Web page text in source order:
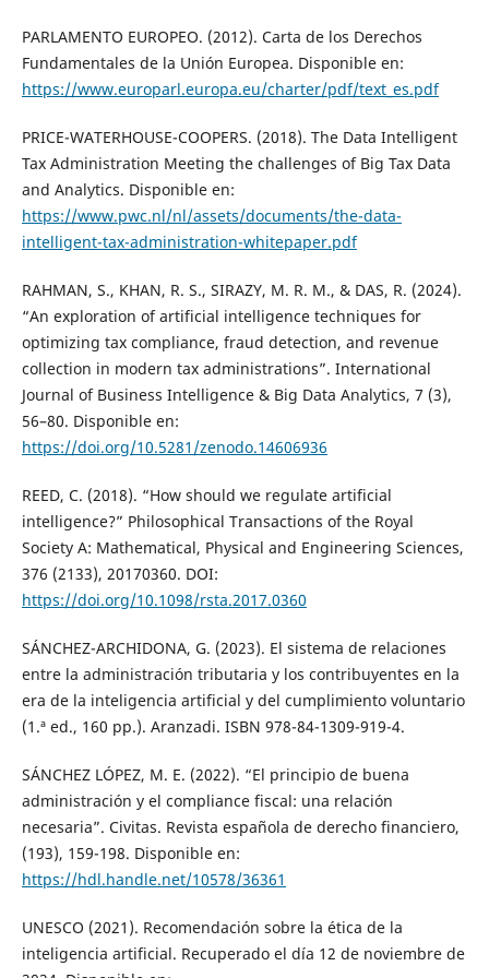
PARLAMENTO EUROPEO. (2012). Carta de los Derechos
Fundamentales de la Unión Europea. Disponible en:
https://www.europarl.europa.eu/charter/pdf/text_es.pdf
PRICE-WATERHOUSE-COOPERS. (2018). The Data Intelligent
Tax Administration Meeting the challenges of Big Tax Data
and Analytics. Disponible en:
https://www.pwc.nl/nl/assets/documents/the-data-
intelligent-tax-administration-whitepaper.pdf
RAHMAN, S., KHAN, R. S., SIRAZY, M. R. M., & DAS, R. (2024).
“An exploration of artificial intelligence techniques for
optimizing tax compliance, fraud detection, and revenue
collection in modern tax administrations”. International
Journal of Business Intelligence & Big Data Analytics, 7 (3),
56–80. Disponible en:
https://doi.org/10.5281/zenodo.14606936
REED, C. (2018). “How should we regulate artificial
intelligence?” Philosophical Transactions of the Royal
Society A: Mathematical, Physical and Engineering Sciences,
376 (2133), 20170360. DOI:
https://doi.org/10.1098/rsta.2017.0360
SÁNCHEZ-ARCHIDONA, G. (2023). El sistema de relaciones
entre la administración tributaria y los contribuyentes en la
era de la inteligencia artificial y del cumplimiento voluntario
(1.ª ed., 160 pp.). Aranzadi. ISBN 978-84-1309-919-4.
SÁNCHEZ LÓPEZ, M. E. (2022). “El principio de buena
administración y el compliance fiscal: una relación
necesaria”. Civitas. Revista española de derecho financiero,
(193), 159-198. Disponible en:
https://hdl.handle.net/10578/36361
UNESCO (2021). Recomendación sobre la ética de la
inteligencia artificial. Recuperado el día 12 de noviembre de